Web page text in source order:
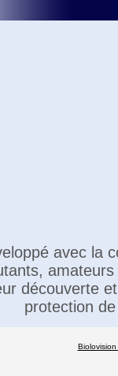
avec la
découverte
protection
Biolovision